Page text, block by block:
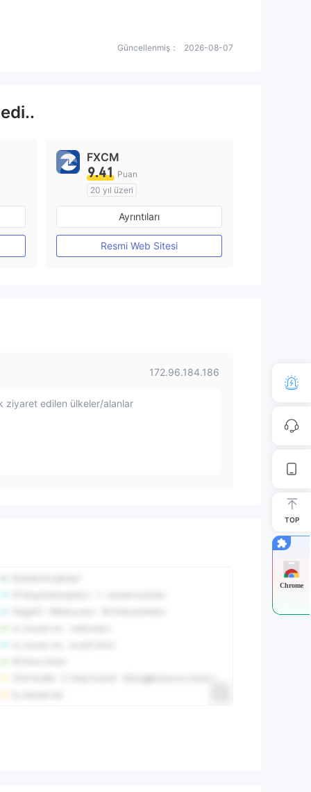
Güncellenmiş： 2026-08-07
Düzenleyici Ülke/Bölge: Avustralya
FXCM
9.41 Puan
20 yıl üzeri
Düzenleyici Ülke/Bölge: Avustralya
Pazar Yapıcılık (MM)
MT4 Tam Lisans
Ayrıntıları
Resmi Web Sitesi
172.96.184.186
ziyaret edilen ülkeler/alanlar
TOP
Chrome